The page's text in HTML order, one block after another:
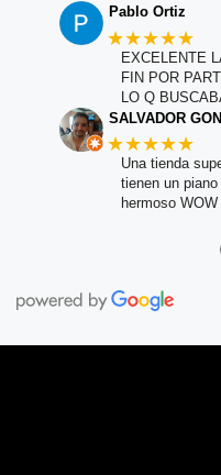
Pablo Ortiz
★★★★★
EXCELENTE
FIN POR
LO Q
SALVADOR
★★★★★
Una tienda
tienen un
hermoso